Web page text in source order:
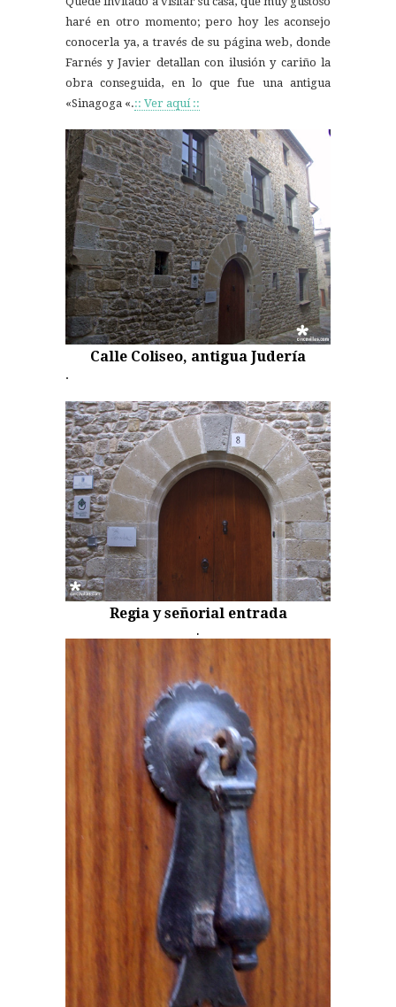
haré en otro momento; pero hoy les aconsejo
conocerla ya, a través de su página web, donde
Farnés y Javier detallan con ilusión y cariño la
obra conseguida, en lo que fue una antigua
«Sinagoga «.:: Ver aquí ::
Calle Coliseo, antigua Judería
.
Regia y señorial entrada
.